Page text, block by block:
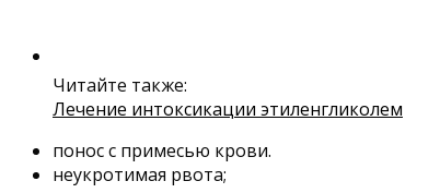
Читайте также:
Лечение интоксикации этиленгликолем
понос с примесью крови.
неукротимая рвота;